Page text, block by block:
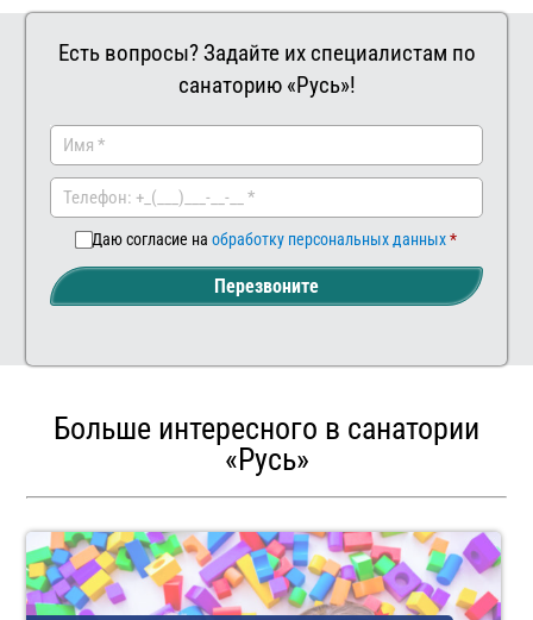
Есть вопросы? Задайте их специалистам по
санаторию «Русь»!
Даю согласие на обработку персональных данных
Перезвоните
Больше интересного в санатории
«Русь»